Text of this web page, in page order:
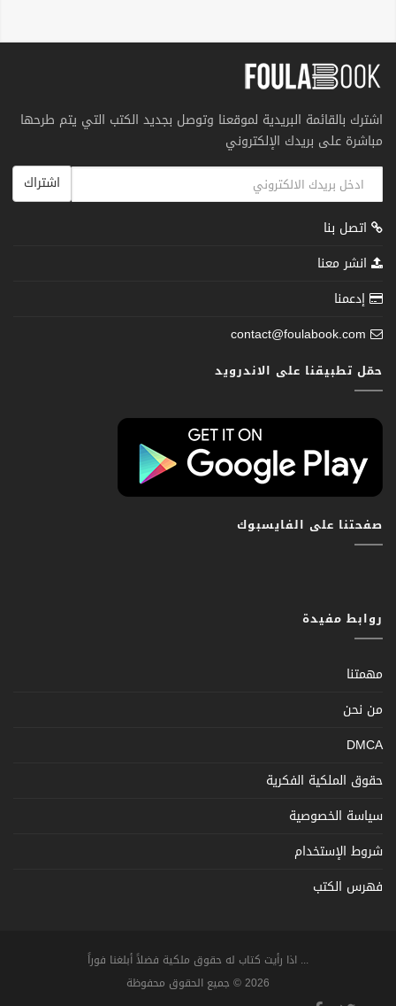
اشترك بالقائمة البريدية لموقعنا وتوصل بجديد الكتب التي يتم طرحها
مباشرة على بريدك الإلكتروني
اشتراك
اتصل بنا
انشر معنا
إدعمنا
contact@foulabook.com
حمّل تطبيقنا على الاندرويد
صفحتنا على الفايسبوك
روابط مفيدة
مهمتنا
من نحن
DMCA
حقوق الملكية الفكرية
سياسة الخصوصية
شروط الإستخدام
فهرس الكتب
... اذا رأيت كتاب له حقوق ملكية فضلاً أبلغنا فوراً
2026 © جميع الحقوق محفوظة